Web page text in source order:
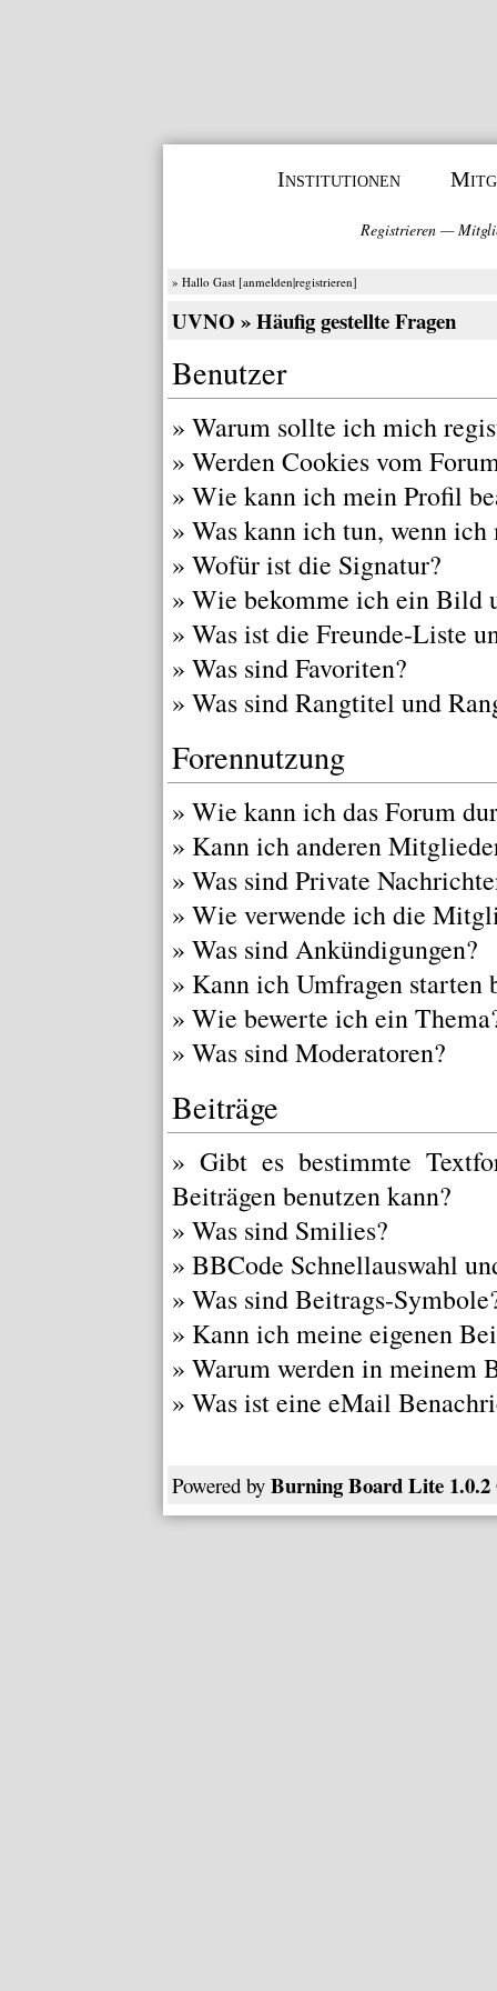
Institutionen
Registrieren—
» Hallo Gast [anmelden|registrieren]
UVNO » Häufig gestellte Fragen
Benutzer
» Warum sollte ich mich
» Werden Cookies vom
» Wie kann ich mein Profil
» Was kann ich tun, wenn ich
» Wofür ist die Signatur?
» Wie bekomme ich ein Bild
» Was ist die Freunde-Liste
» Was sind Favoriten?
» Was sind Rangtitel und
Forennutzung
» Wie kann ich das Forum
» Kann ich anderen
» Was sind Private
» Wie verwende ich die
» Was sind Ankündigungen?
» Kann ich Umfragen starten
» Wie bewerte ich ein
» Was sind Moderatoren?
Beiträge
» Gibt es bestimmte
Beiträgen benutzen kann?
» Was sind Smilies?
» BBCode Schnellauswahl
» Was sind Beitrags-
» Kann ich meine eigenen
» Warum werden in meinem
» Was ist eine eMail
Powered by Burning Board Lite 1.0.2